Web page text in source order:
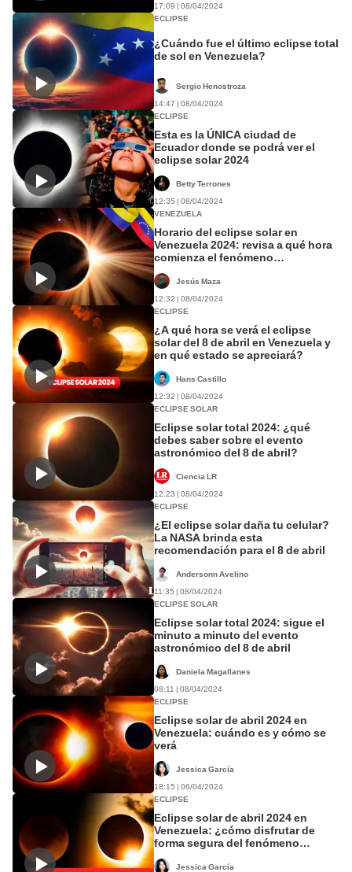
17:09 | 08/04/2024
ECLIPSE
¿Cuándo fue el último eclipse total
de sol en Venezuela?
Sergio Henostroza
14:47 | 08/04/2024
ECLIPSE
Esta es la ÚNICA ciudad de
Ecuador donde se podrá ver el
eclipse solar 2024
Betty Terrones
12:35 | 08/04/2024
VENEZUELA
Horario del eclipse solar en
Venezuela 2024: revisa a qué hora
comienza el fenómeno
Jesús Maza
12:32 | 08/04/2024
ECLIPSE
¿A qué hora se verá el eclipse
solar del 8 de abril en Venezuela y
en qué estado se apreciará?
Hans Castillo
12:32 | 08/04/2024
ECLIPSE SOLAR
Eclipse solar total 2024: ¿qué
debes saber sobre el evento
astronómico del 8 de abril?
Ciencia LR
12:23 | 08/04/2024
ECLIPSE
¿El eclipse solar daña tu celular?
La NASA brinda esta
recomendación para el 8 de abril
Andersonn Avelino
11:35 | 08/04/2024
ECLIPSE SOLAR
Eclipse solar total 2024: sigue el
minuto a minuto del evento
astronómico del 8 de abril
Daniela Magallanes
08:11 | 08/04/2024
ECLIPSE
Eclipse solar de abril 2024 en
Venezuela: cuándo es y cómo se
verá
Jessica García
18:15 | 06/04/2024
ECLIPSE
Eclipse solar de abril 2024 en
Venezuela: ¿cómo disfrutar de
forma segura del fenómeno
Jessica García